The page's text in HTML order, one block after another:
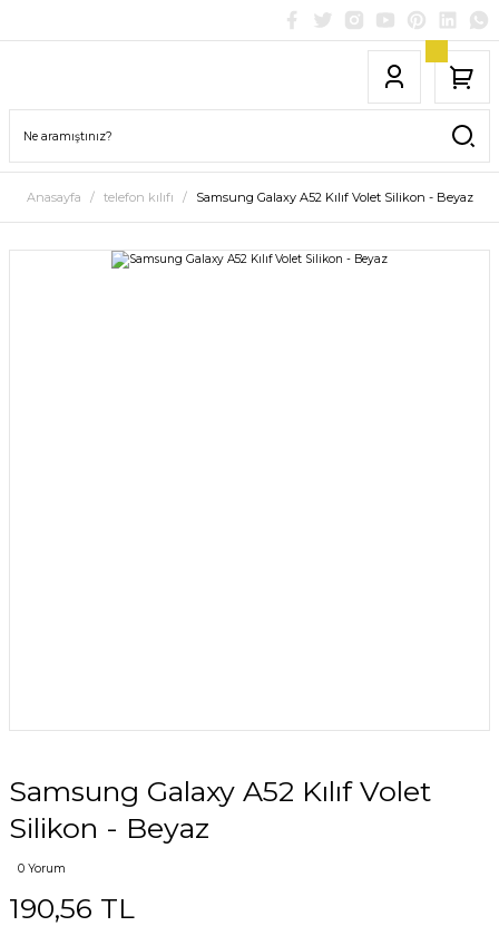
Anasayfa telefon kılıfı Samsung Galaxy A52 Kılıf Volet Silikon - Beyaz
Samsung Galaxy A52 Kılıf Volet
Silikon - Beyaz
0 Yorum
190,56 TL